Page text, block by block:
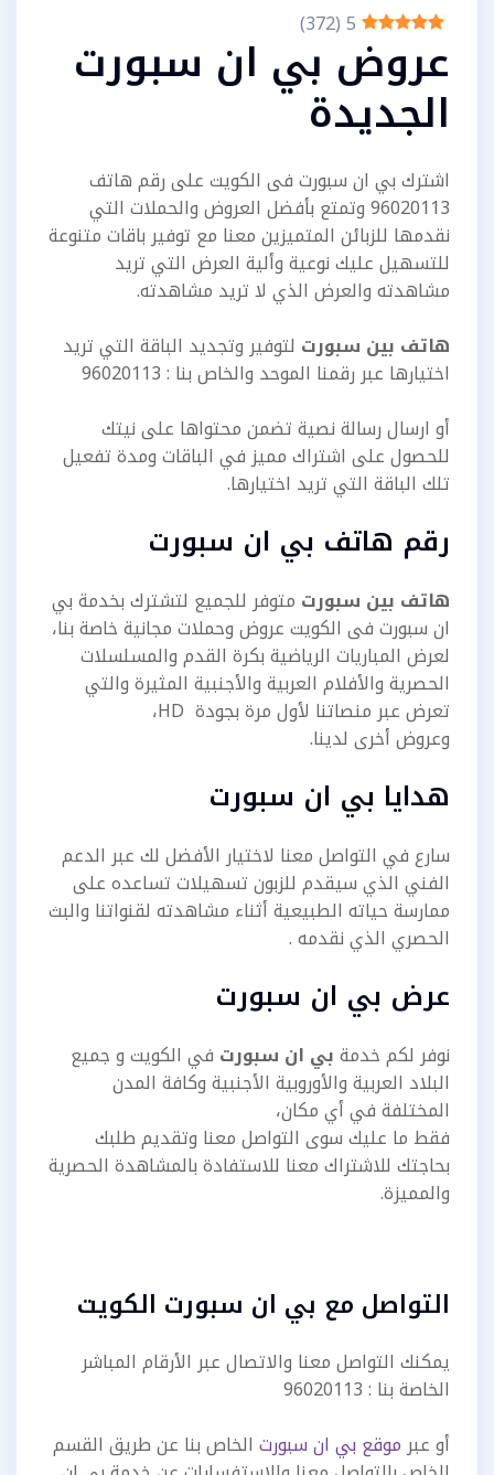
5
(
372
)
عروض بي ان سبورت
الجديدة
اشترك بي ان سبورت فى الكويت على رقم هاتف
96020113 وتمتع بأفضل العروض والحملات التي
نقدمها للزبائن المتميزين معنا مع توفير باقات متنوعة
للتسهيل عليك نوعية وألية العرض التي تريد
مشاهدته والعرض الذي لا تريد مشاهدته.
هاتف بين سبورت لتوفير وتجديد الباقة التي تريد
اختيارها عبر رقمنا الموحد والخاص بنا : 96020113
أو ارسال رسالة نصية تضمن محتواها على نيتك
للحصول على اشتراك مميز في الباقات ومدة تفعيل
تلك الباقة التي تريد اختيارها.
رقم هاتف بي ان سبورت
هاتف بين سبورت متوفر للجميع لتشترك بخدمة بي
ان سبورت فى الكويت عروض وحملات مجانية خاصة بنا،
لعرض المباريات الرياضية بكرة القدم والمسلسلات
الحصرية والأفلام العربية والأجنبية المثيرة والتي
تعرض عبر منصاتنا لأول مرة بجودة HD،
وعروض أخرى لدينا.
هدايا بي ان سبورت
سارع في التواصل معنا لاختيار الأفضل لك عبر الدعم
الفني الذي سيقدم للزبون تسهيلات تساعده على
ممارسة حياته الطبيعية أثناء مشاهدته لقنواتنا والبث
الحصري الذي نقدمه .
عرض بي ان سبورت
نوفر لكم خدمةبي ان سبورت في الكويت و جميع
البلاد العربية والأوروبية الأجنبية وكافة المدن
المختلفة في أي مكان،
فقط ما عليك سوى التواصل معنا وتقديم طلبك
بحاجتك للاشتراك معنا للاستفادة بالمشاهدة الحصرية
والمميزة.
التواصل مع بي ان سبورت الكويت
يمكنك التواصل معنا والاتصال عبر الأرقام المباشر
الخاصة بنا : 96020113
أو عبرموقع بي ان سبورت الخاص بنا عن طريق القسم